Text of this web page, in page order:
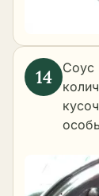
Соус